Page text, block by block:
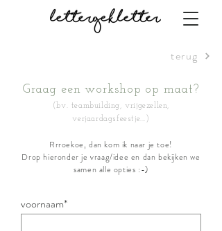
terug
Graag een workshop op maat?
(bv. teambuilding, vrijgezellen,
verjaardagsfeestje...)
Rrroekoe, dan kom ik naar je toe!
Drop hieronder je vraag/idee en dan bekijken we
samen alle opties :-)
voornaam*